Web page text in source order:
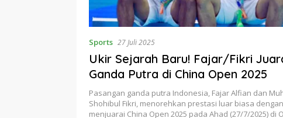
Sports 27 Juli 2025
Ukir Sejarah Baru! Fajar/Fikri
Ganda Putra di China Open 2025
Pasangan ganda putra Indonesia, Fajar Alfian dan
Shohibul Fikri, menorehkan prestasi luar biasa dengan
menjuarai China Open 2025 pada Ahad (27/7/2025) di